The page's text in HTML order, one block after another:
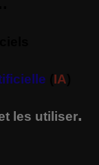
IA
les utiliser.